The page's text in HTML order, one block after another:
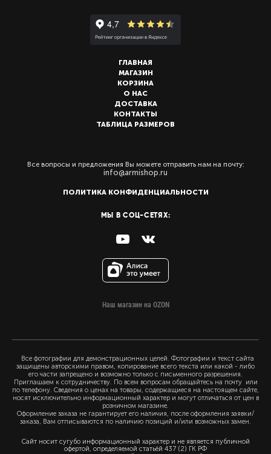
ГЛАВНАЯ
МАГАЗИН
КОРЗИНА
О НАС
ДОСТАВКА
КОНТАКТЫ
ТАБЛИЦА РАЗМЕРОВ
Все вопросы и предложения Вы можете отправить нам на почту:
info@armishop.ru
ПОЛИТИКА КОНФИДЕНЦИАЛЬНОСТИ
МЫ В СОЦ-СЕТЯХ:
Наш магазин на OZON
Все фотографии для демонстрационных целей. Фотографии и текст сайта
защищены авторскими правом, копирование всего текста или какой - либо
его части запрещено и возможно только с письменного разрешения.
Приглашаем к сотрудничеству. По всем вопросам обращайтесь на почту или
по телефону. Сведения о ценах на товары, содержащиеся на настоящем сайте,
носят исключительно информационный характер и могут отличаться от цен в
розничном магазине.
Оформление заказа не гарантирует его наличия, после оформления заявки/
заказа, Вам отписываются по наличию позиций и/или возможных замен.
Сайт носит сугубо информационный характер и не является публичной
офертой, определяемой статьёй 437 (2) ГК РФ